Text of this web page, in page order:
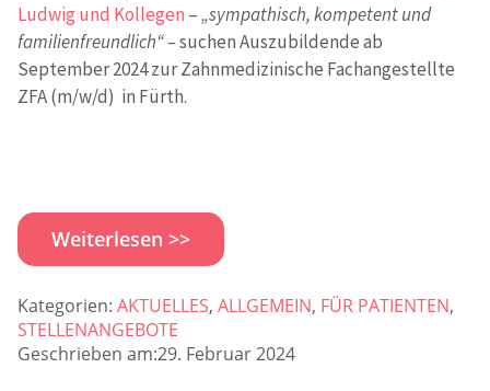
Ludwig und Kollegen –„sympathisch, kompetent und
familienfreundlich“ –suchen Auszubildende ab
September 2024 zur Zahnmedizinische Fachangestellte
ZFA (m/w/d) in Fürth.
Weiterlesen >>
Kategorien: AKTUELLES, ALLGEMEIN, FÜR PATIENTEN,
STELLENANGEBOTE
Geschrieben am:29. Februar 2024